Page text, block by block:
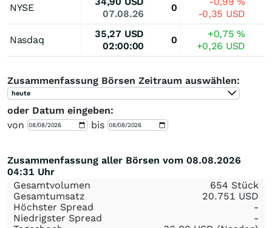
NYSE
07.08.26
0
-0,35 USD
Nasdaq
35,27 USD
02:00:00
0
+0,75%
+0,26 USD
Zusammenfassung Börsen Zeitraum auswählen:
heute
oder Datum eingeben:
von
bis
Zusammenfassung aller Börsen vom 08.08.2026
04:31 Uhr
Gesamtvolumen
654 Stück
Gesamtumsatz
20.751 USD
Höchster Spread
-
Niedrigster Spread
-